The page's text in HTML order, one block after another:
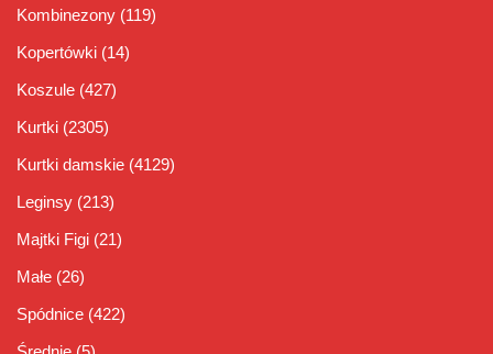
Kombinezony (119)
Kopertówki (14)
Koszule (427)
Kurtki (2305)
Kurtki damskie (4129)
Leginsy (213)
Majtki Figi (21)
Małe (26)
Spódnice (422)